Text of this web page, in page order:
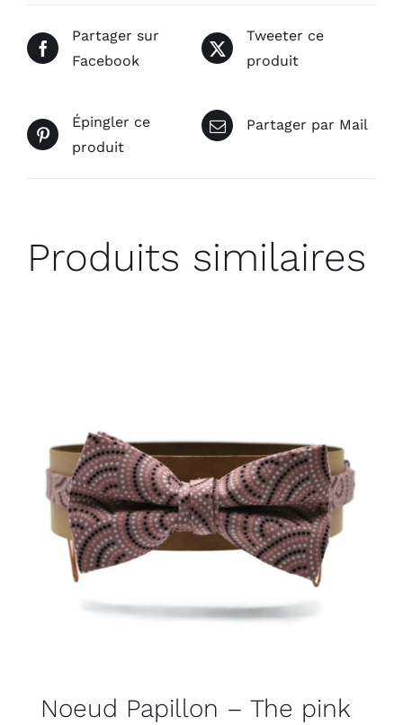
Partager sur
Facebook
Tweeter ce
produit
Épingler ce
produit
Partager par Mail
Produits similaires
Noeud Papillon – The pink